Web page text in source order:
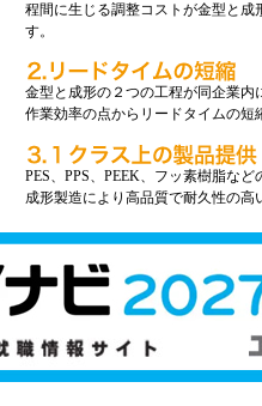
程間に生じる調整コストが金型と成
す。
金型と成形の２つの工程が同企業内
作業効率の点からリードタイムの短
PES、PPS、PEEK、フッ素樹脂な
成形製造により高品質で耐久性の高